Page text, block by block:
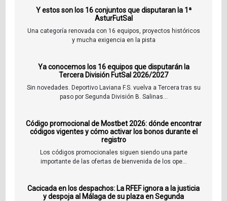
Y estos son los 16 conjuntos que disputaran la 1ª
AsturFutSal
Una categoría renovada con 16 equipos, proyectos históricos
y mucha exigencia en la pista
Ya conocemos los 16 equipos que disputarán la
Tercera División FutSal 2026/2027
Sin novedades. Deportivo Laviana F.S. vuelva a Tercera tras su
paso por Segunda División B. Salinas...
Código promocional de Mostbet 2026: dónde encontrar
códigos vigentes y cómo activar los bonos durante el
registro
Los códigos promocionales siguen siendo una parte
importante de las ofertas de bienvenida de los ope...
Cacicada en los despachos: La RFEF ignora a la justicia
y despoja al Málaga de su plaza en Segunda